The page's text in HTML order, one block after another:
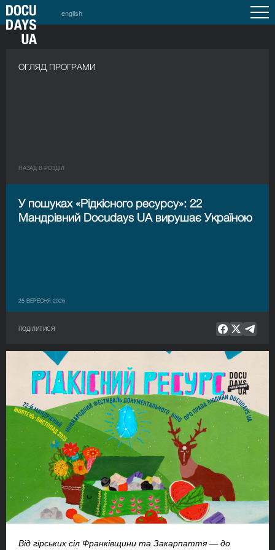
english
ОГЛЯД ПРОГРАМИ
НАЗАД В РОЗДIЛ
У пошуках «Рідкісного ресурсу»: 22
Мандрівний Docudays UA вирушає Україною
25 ВЕРЕСНЯ 2025
ПОДІЛИТИСЯ
Від гірських сіл Франківщини та Закарпаття — до